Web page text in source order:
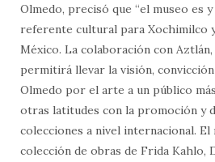
Olmedo, precisó que “el museo es
referente cultural para Xochimilco
México. La colaboración con
permitirá llevar la visión,
Olmedo por el arte a un público
otras latitudes con la promoción y
colecciones a nivel internacional.
colección de obras de Frida Kahlo,